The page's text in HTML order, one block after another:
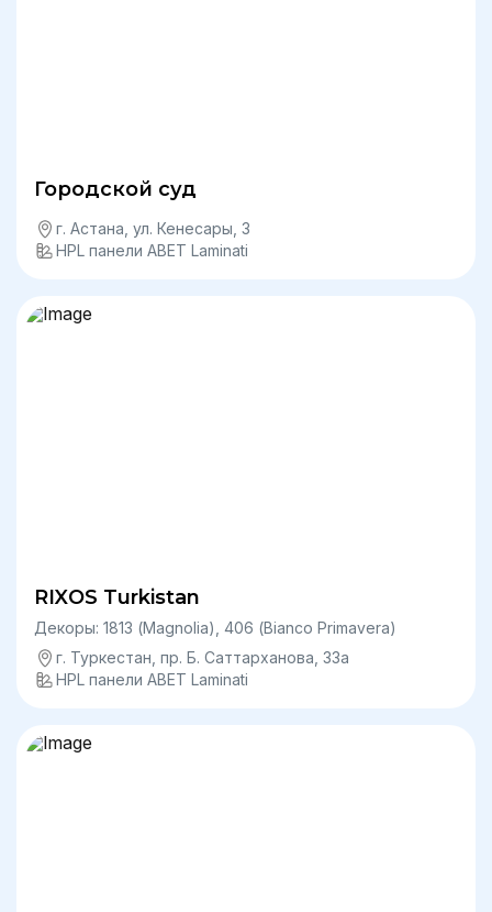
Городской суд
г. Астана, ул. Кенесары, 3
HPL панели ABET Laminati
RIXOS Turkistan
Декоры: 1813 (Magnolia), 406 (Bianco Primavera)
г. Туркестан, ​пр. Б. Саттарханова, 33а
HPL панели ABET Laminati